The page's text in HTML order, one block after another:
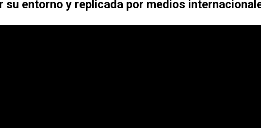
entorno y replicada por medios